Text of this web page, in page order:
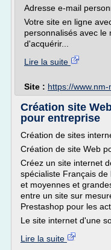
Adresse e-mail
Votre site en ligne
personnalisés avec
d'acquérir...
Lire la suite
Site : https://
Création site
pour entreprise
Création de sites
Création de site Web
Créez un site internet
spécialiste Français
et moyennes et
entre un site sur
Prestashop pour les
Le site internet d'une
Lire la suite